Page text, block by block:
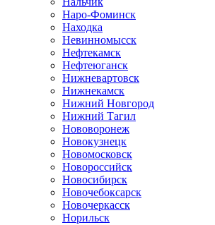
Наро-Фоминск
Находка
Невинномысск
Нефтекамск
Нефтеюганск
Нижневартовск
Нижнекамск
Нижний Новгород
Нижний Тагил
Нововоронеж
Новокузнецк
Новомосковск
Новороссийск
Новосибирск
Новочебоксарск
Новочеркасск
Норильск